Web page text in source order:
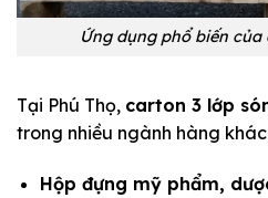
Ứng dụng phổ biến
Tại Phú Thọ, carton 3 lớp
trong nhiều ngành hàng
Hộp đựng mỹ phẩm,